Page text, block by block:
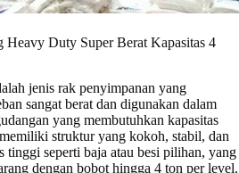
Duty Super Berat Kapasitas 4
jenis rak penyimpanan yang
sangat berat dan digunakan dalam
yang membutuhkan kapasitas
struktur yang kokoh, stabil, dan
tinggi seperti baja atau besi pilihan, yang
dengan bobot hingga 4 ton per level.